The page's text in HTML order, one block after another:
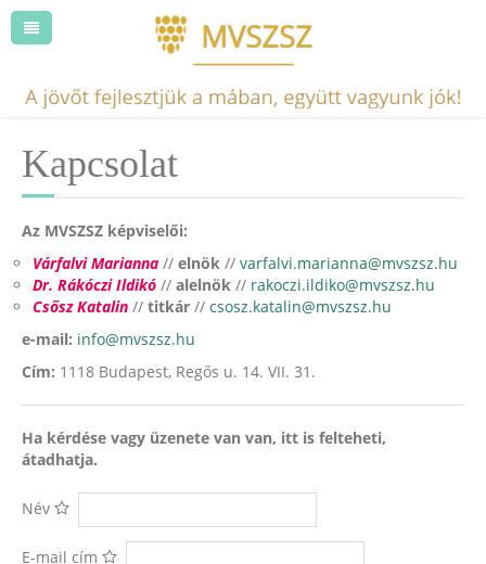
Kapcsolat
Az MVSZSZ képviselői:
Várfalvi Marianna // elnök // varfalvi.marianna@mvszsz.hu
Dr. Rákóczi Ildikó // alelnök // rakoczi.ildiko@mvszsz.hu
Csősz Katalin // titkár // csosz.katalin@mvszsz.hu
e-mail: info@mvszsz.hu
Cím: 1118 Budapest, Regős u. 14. VII. 31.
Ha kérdése vagy üzenete van van, itt is felteheti,
átadhatja.
Név
E-mail cím